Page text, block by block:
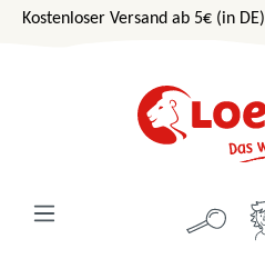
Zum Hauptinhalt springen
Kostenloser Versand ab 5€ (in DE)